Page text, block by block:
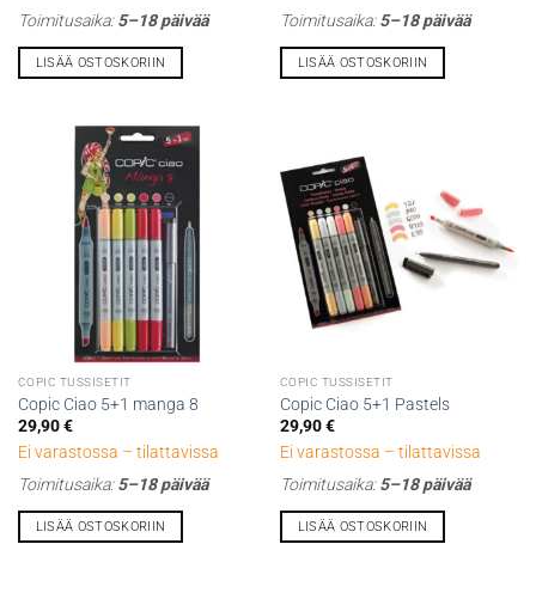
Toimitusaika:5–18 päivää
LISÄÄ OSTOSKORIIN
Toimitusaika:5–18 päivää
LISÄÄ OSTOSKORIIN
COPIC TUSSISETIT
Copic Ciao 5+1 manga 8
29,90€
Ei varastossa – tilattavissa
Toimitusaika:5–18 päivää
LISÄÄ OSTOSKORIIN
COPIC TUSSISETIT
Copic Ciao 5+1 Pastels
29,90€
Ei varastossa – tilattavissa
Toimitusaika:5–18 päivää
LISÄÄ OSTOSKORIIN